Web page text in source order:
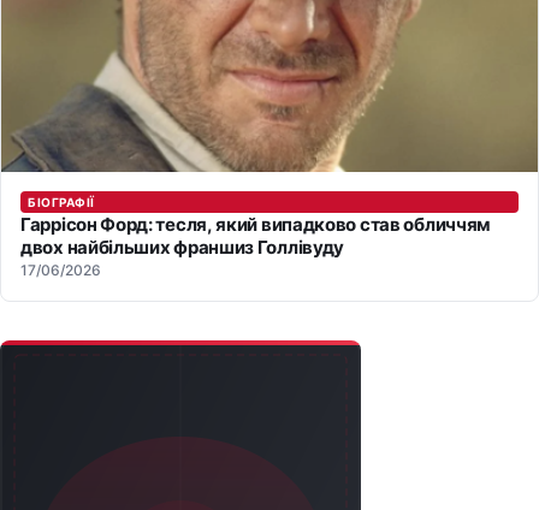
БІОГРАФІЇ
Гаррісон Форд: тесля, який випадково став обличчям
двох найбільших франшиз Голлівуду
17/06/2026